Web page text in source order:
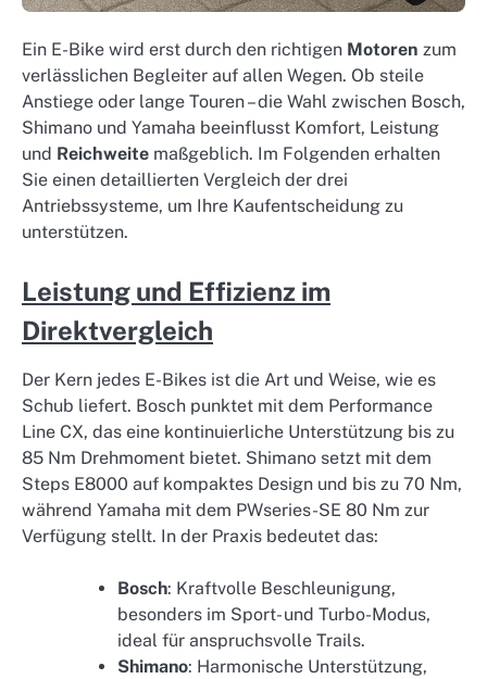
Ein E-Bike wird erst durch den richtigen Motoren zum
verlässlichen Begleiter auf allen Wegen. Ob steile
Anstiege oder lange Touren – die Wahl zwischen Bosch,
Shimano und Yamaha beeinflusst Komfort, Leistung
und Reichweite maßgeblich. Im Folgenden erhalten
Sie einen detaillierten Vergleich der drei
Antriebssysteme, um Ihre Kaufentscheidung zu
unterstützen.
Leistung und Effizienz im
Direktvergleich
Der Kern jedes E-Bikes ist die Art und Weise, wie es
Schub liefert. Bosch punktet mit dem Performance
Line CX, das eine kontinuierliche Unterstützung bis zu
85 Nm Drehmoment bietet. Shimano setzt mit dem
Steps E8000 auf kompaktes Design und bis zu 70 Nm,
während Yamaha mit dem PWseries-SE 80 Nm zur
Verfügung stellt. In der Praxis bedeutet das:
Bosch: Kraftvolle Beschleunigung,
besonders im Sport- und Turbo-Modus,
ideal für anspruchsvolle Trails.
Shimano: Harmonische Unterstützung,